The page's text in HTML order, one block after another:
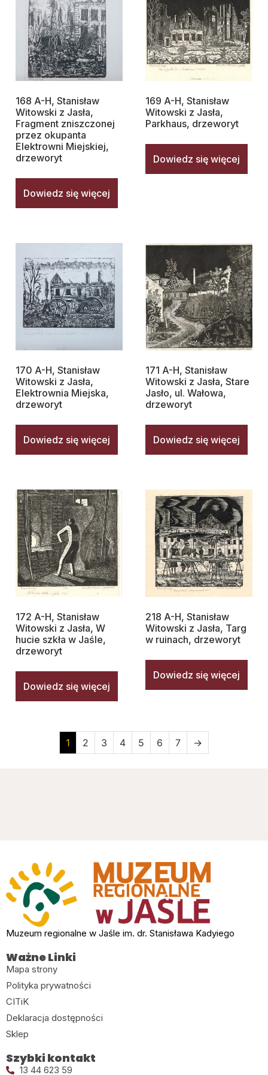
168 A-H, Stanisław
Witowski z Jasła,
Fragment zniszczonej
przez okupanta
Elektrowni Miejskiej,
drzeworyt
Dowiedz się więcej
169 A-H, Stanisław
Witowski z Jasła,
Parkhaus, drzeworyt
Dowiedz się więcej
170 A-H, Stanisław
Witowski z Jasła,
Elektrownia Miejska,
drzeworyt
Dowiedz się więcej
171 A-H, Stanisław
Witowski z Jasła, Stare
Jasło, ul. Wałowa,
drzeworyt
Dowiedz się więcej
172 A-H, Stanisław
Witowski z Jasła, W
hucie szkła w Jaśle,
drzeworyt
Dowiedz się więcej
218 A-H, Stanisław
Witowski z Jasła, Targ
w ruinach, drzeworyt
Dowiedz się więcej
1 2 3 4 5 6 7 →
Muzeum regionalne w Jaśle im. dr. Stanisława Kadyiego
Ważne Linki
Mapa strony
Polityka prywatności
CITiK
Deklaracja dostępności
Sklep
Szybki kontakt
13 44 623 59